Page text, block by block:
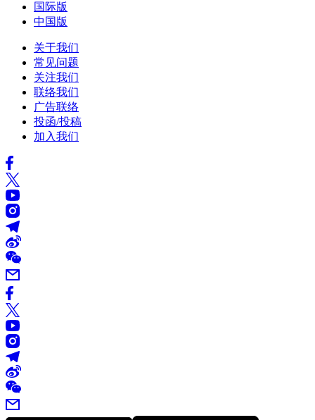
国际版
中国版
关于我们
常见问题
关注我们
联络我们
广告联络
投函/投稿
加入我们